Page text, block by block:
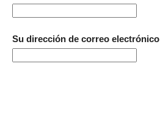
Su dirección de correo electrónico